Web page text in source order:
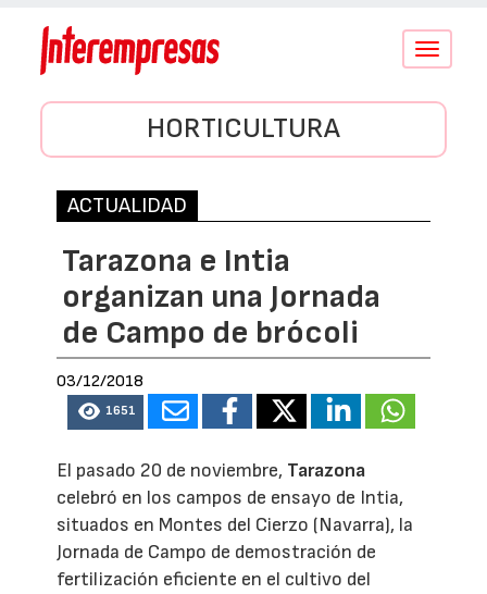
Conmutar
HORTICULTURA
ACTUALIDAD
Tarazona e Intia
organizan una Jornada
de Campo de brócoli
03/12/2018
1651
El pasado 20 de noviembre, Tarazona
celebró en los campos de ensayo de Intia,
situados en Montes del Cierzo (Navarra), la
Jornada de Campo de demostración de
fertilización eficiente en el cultivo del